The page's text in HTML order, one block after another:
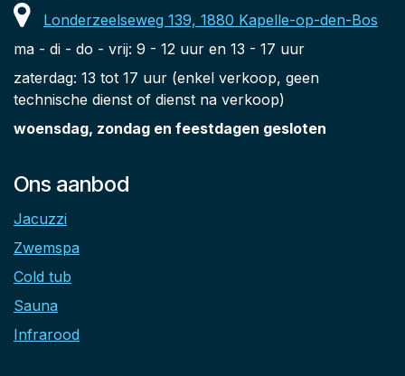
Londerzeelseweg 139, 1880 Kapelle-op-den-Bos
ma - di - do - vrij: 9 - 12 uur en 13 - 17 uur
zaterdag: 13 tot 17 uur (enkel verkoop, geen
technische dienst of dienst na verkoop)
woensdag, zondag en feestdagen gesloten
Ons aanbod
Jacuzzi
Zwemspa
Cold tub
Sauna
Infrarood